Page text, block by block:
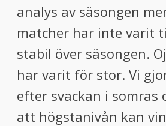
analys av säsongen
matcher har inte varit
stabil över säsongen.
har varit för stor. Vi
efter svackan i somras
att högstanivån kan